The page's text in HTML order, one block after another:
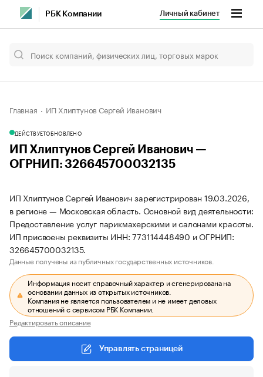
РБК Компании Личный кабинет
Главная ИП Хлиптунов Сергей Иванович
ДЕЙСТВУЕТОБНОВЛЕНО
ИП Хлиптунов Сергей Иванович —
ОГРНИП: 326645700032135
ИП Хлиптунов Сергей Иванович зарегистрирован 19.03.2026,
в регионе — Московская область. Основной вид деятельности:
Предоставление услуг парикмахерскими и салонами красоты.
ИП присвоены реквизиты ИНН: 773114448490 и ОГРНИП:
326645700032135.
Данные получены из публичных государственных источников.
Информация носит справочный характер и сгенерирована на
основании данных из открытых источников.
Компания не является пользователем и не имеет деловых
отношений с сервисом РБК Компании.
Редактировать описание
Управлять страницей